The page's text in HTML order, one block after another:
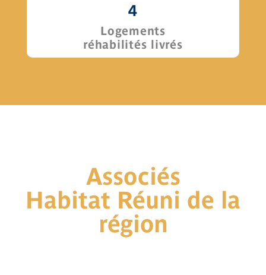
4
Logements
réhabilités livrés
Associés
Habitat Réuni de la
région